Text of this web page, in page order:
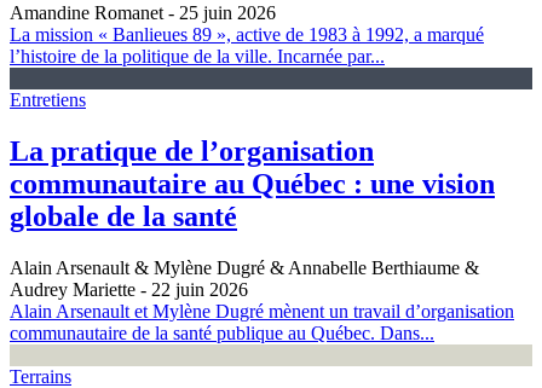
Amandine Romanet - 25 juin 2026
La mission « Banlieues 89 », active de 1983 à 1992, a marqué
l’histoire de la politique de la ville. Incarnée par...
Entretiens
La pratique de l’organisation
communautaire au Québec : une vision
globale de la santé
Alain Arsenault & Mylène Dugré & Annabelle Berthiaume &
Audrey Mariette - 22 juin 2026
Alain Arsenault et Mylène Dugré mènent un travail d’organisation
communautaire de la santé publique au Québec. Dans...
Terrains